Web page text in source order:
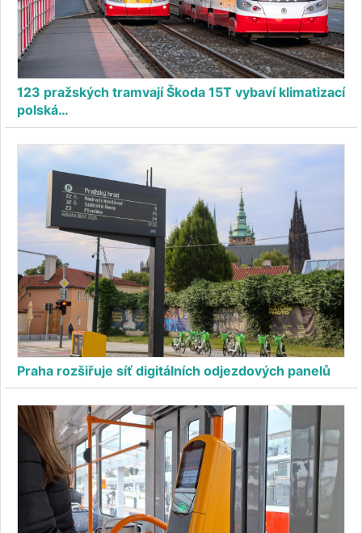
123 pražských tramvají Škoda 15T vybaví klimatizací
polská…
Praha rozšiřuje síť digitálních odjezdových panelů